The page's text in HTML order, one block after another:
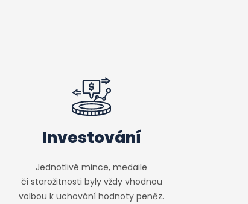
Investování
Jednotlivé mince, medaile
či starožitnosti byly vždy vhodnou
volbou k uchování hodnoty peněz.